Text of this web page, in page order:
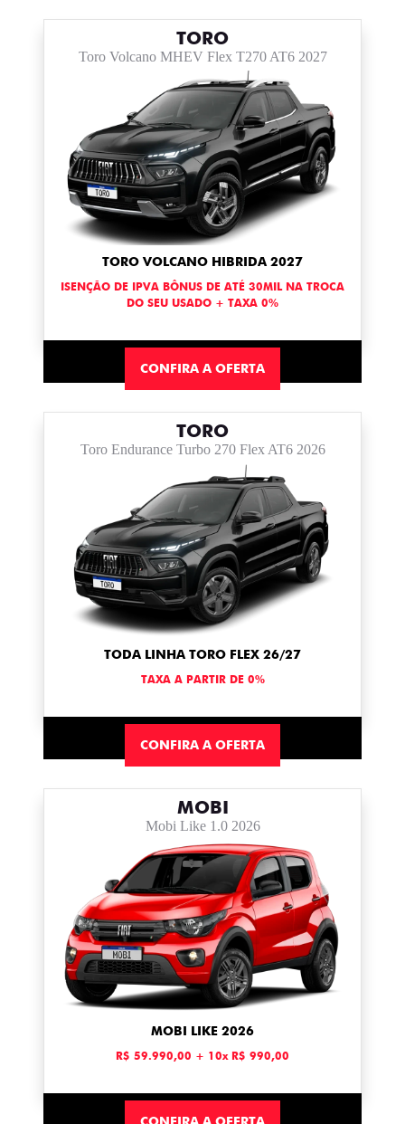
TORO
Toro Volcano MHEV Flex T270 AT6 2027
TORO VOLCANO HIBRIDA 2027
ISENÇÃO DE IPVA BÔNUS DE ATÉ 30MIL NA TROCA
DO SEU USADO + TAXA 0%
CONFIRA A OFERTA
TORO
Toro Endurance Turbo 270 Flex AT6 2026
TODA LINHA TORO FLEX 26/27
TAXA A PARTIR DE 0%
CONFIRA A OFERTA
MOBI
Mobi Like 1.0 2026
MOBI LIKE 2026
R$ 59.990,00 + 10x R$ 990,00